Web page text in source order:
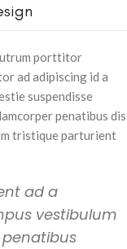
porttitor
ad adipiscing id a
suspendisse
penatibus dis
tristique parturient
ad a
vestibulum